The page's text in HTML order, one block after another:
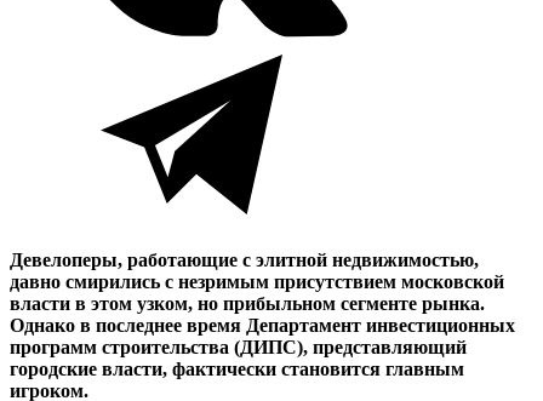
Девелоперы, работающие с элитной недвижимостью,
давно смирились с незримым присутствием московской
власти в этом узком, но прибыльном сегменте рынка.
Однако в последнее время Департамент инвестиционных
программ строительства (ДИПС), представляющий
городские власти, фактически становится главным
игроком.